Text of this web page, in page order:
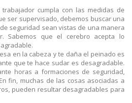
cumpla con las medidas de
ser supervisado, debemos buscar una
seguridad sean vistas de una manera
Sabemos que el cerebro acepta lo
en la cabeza y te daña el peinado es
que te hace sudar es desagradable.
horas a formaciones de seguridad,
fin, muchas de las cosas asociadas a
pueden resultar desagradables para